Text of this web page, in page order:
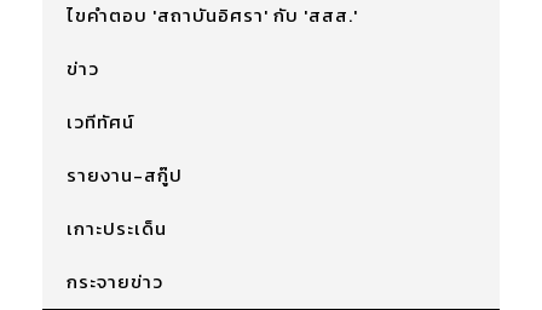
ไขคำตอบ 'สถาบันอิศรา' กับ 'สสส.'
ข่าว
เวทีทัศน์
รายงาน-สกู๊ป
เกาะประเด็น
กระจายข่าว